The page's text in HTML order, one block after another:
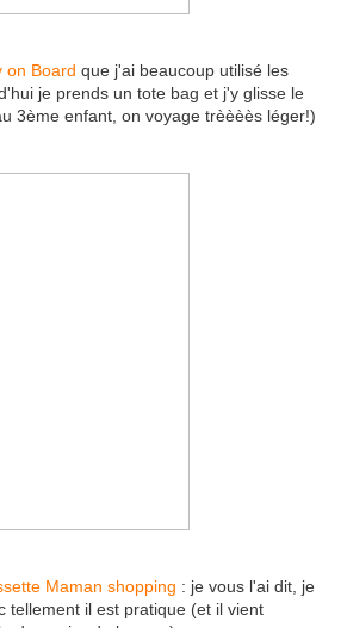
on Board que j'ai beaucoup utilisé les
je prends un tote bag et j'y glisse le
3ème enfant, on voyage trèèèès léger!)
Maman shopping : je vous l'ai dit, je
tellement il est pratique (et il vient